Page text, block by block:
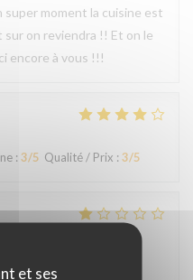
et ses
super moment la cuisine est
sur on reviendra !! Et on le
encore à vous !!!
: 3/5 Qualité / Prix : 3/5